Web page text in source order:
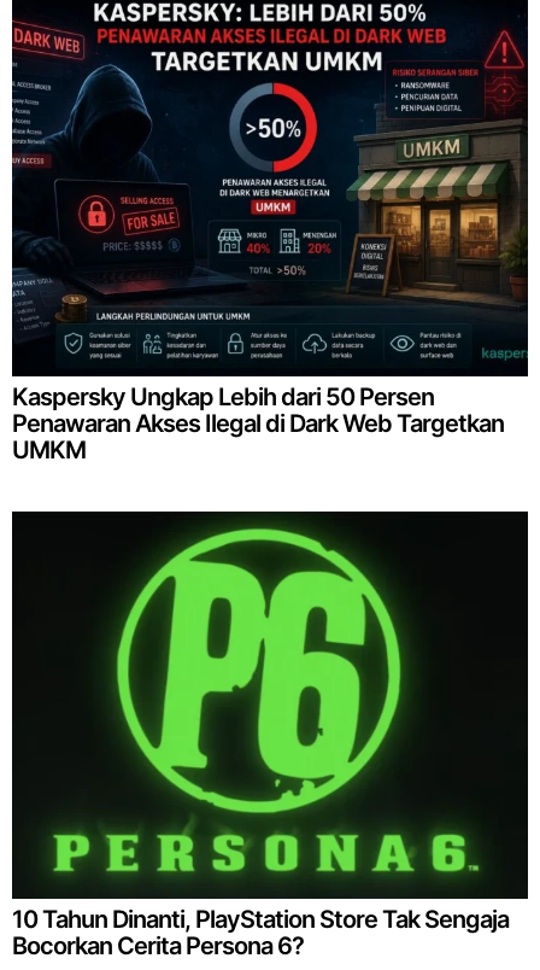
Kaspersky Ungkap Lebih dari 50 Persen
Penawaran Akses Ilegal di Dark Web Targetkan
UMKM
10 Tahun Dinanti, PlayStation Store Tak Sengaja
Bocorkan Cerita Persona 6?